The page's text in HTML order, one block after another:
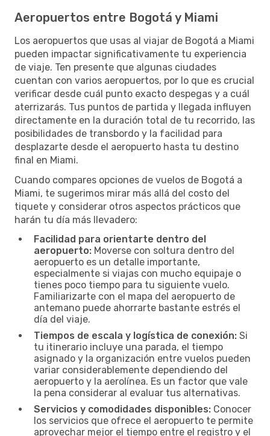
Aeropuertos entre Bogotá y Miami
Los aeropuertos que usas al viajar de Bogotá a Miami
pueden impactar significativamente tu experiencia
de viaje. Ten presente que algunas ciudades
cuentan con varios aeropuertos, por lo que es crucial
verificar desde cuál punto exacto despegas y a cuál
aterrizarás. Tus puntos de partida y llegada influyen
directamente en la duración total de tu recorrido, las
posibilidades de transbordo y la facilidad para
desplazarte desde el aeropuerto hasta tu destino
final en Miami.
Cuando compares opciones de vuelos de Bogotá a
Miami, te sugerimos mirar más allá del costo del
tiquete y considerar otros aspectos prácticos que
harán tu día más llevadero:
Facilidad para orientarte dentro del
aeropuerto: Moverse con soltura dentro del
aeropuerto es un detalle importante,
especialmente si viajas con mucho equipaje o
tienes poco tiempo para tu siguiente vuelo.
Familiarizarte con el mapa del aeropuerto de
antemano puede ahorrarte bastante estrés el
día del viaje.
Tiempos de escala y logística de conexión: Si
tu itinerario incluye una parada, el tiempo
asignado y la organización entre vuelos pueden
variar considerablemente dependiendo del
aeropuerto y la aerolínea. Es un factor que vale
la pena considerar al evaluar tus alternativas.
Servicios y comodidades disponibles: Conocer
los servicios que ofrece el aeropuerto te permite
aprovechar mejor el tiempo entre el registro y el